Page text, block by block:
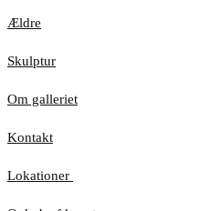
Ældre
Skulptur
Om galleriet
Kontakt
Lokationer